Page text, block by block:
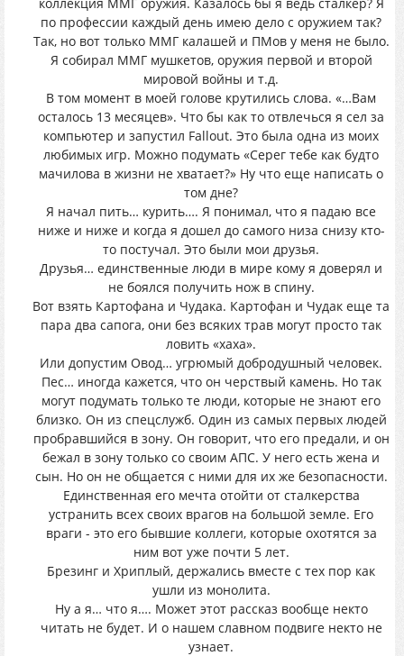
по профессии каждый день имею дело с оружием так?
Так, но вот только ММГ калашей и ПМов у меня не было.
Я собирал ММГ мушкетов, оружия первой и второй
мировой войны и т.д.
В том момент в моей голове крутились слова. «…Вам
осталось 13 месяцев». Что бы как то отвлечься я сел за
компьютер и запустил Fallout. Это была одна из моих
любимых игр. Можно подумать «Серег тебе как будто
мачилова в жизни не хватает?» Ну что еще написать о
том дне?
Я начал пить… курить…. Я понимал, что я падаю все
ниже и ниже и когда я дошел до самого низа снизу кто-
то постучал. Это были мои друзья.
Друзья… единственные люди в мире кому я доверял и
не боялся получить нож в спину.
Вот взять Картофана и Чудака. Картофан и Чудак еще та
пара два сапога, они без всяких трав могут просто так
ловить «хаха».
Или допустим Овод… угрюмый добродушный человек.
Пес… иногда кажется, что он черствый камень. Но так
могут подумать только те люди, которые не знают его
близко. Он из спецслужб. Один из самых первых людей
пробравшийся в зону. Он говорит, что его предали, и он
бежал в зону только со своим АПС. У него есть жена и
сын. Но он не общается с ними для их же безопасности.
Единственная его мечта отойти от сталкерства
устранить всех своих врагов на большой земле. Его
враги - это его бывшие коллеги, которые охотятся за
ним вот уже почти 5 лет.
Брезинг и Хриплый, держались вместе с тех пор как
ушли из монолита.
Ну а я… что я…. Может этот рассказ вообще некто
читать не будет. И о нашем славном подвиге некто не
узнает.